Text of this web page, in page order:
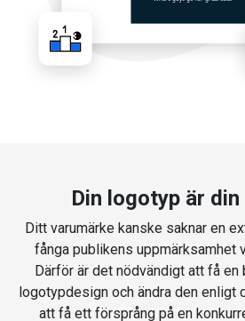
Din logotyp är
Ditt varumärke kanske saknar en
fånga publikens uppmärksamhet
Därför är det nödvändigt att få
logotypdesign och ändra den
att få ett försprång på en